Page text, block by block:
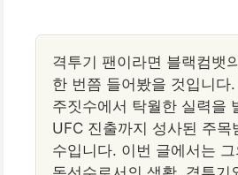
격투기 팬이라면 블랙컴뱃
한 번쯤 들어봤을 것입니다
주짓수에서 탁월한 실력을
UFC 진출까지 성사된 주목
수입니다. 이번 글에서는